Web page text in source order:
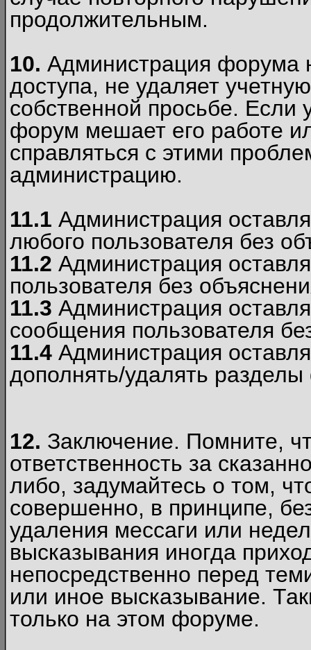
продолжительным.
10. Администрация форума
доступа, не удаляет
собственной просьбе. Если
форум мешает его работе
справляться с этими
администрацию.
11.1 Администрация
любого пользователя без
11.2 Администрация
пользователя без
11.3 Администрация
сообщения пользователя
11.4 Администрация
дополнять/удалять
12. Заключение. Помните,
ответственность за
либо, задумайтесь о том,
совершенно, в принципе,
удаления мессаги или
высказывания иногда
непосредственно перед
или иное высказывание.
только на этом форуме.